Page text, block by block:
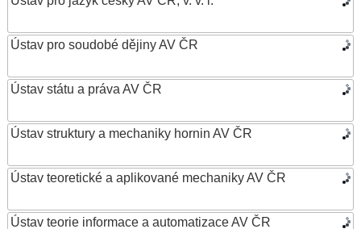
Ústav pro soudobé dějiny AV ČR
Ústav státu a práva AV ČR
Ústav struktury a mechaniky hornin AV ČR
Ústav teoretické a aplikované mechaniky AV ČR
Ústav teorie informace a automatizace AV ČR